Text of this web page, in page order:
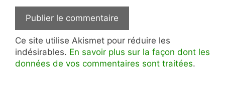
Ce site utilise Akismet pour réduire les
indésirables. En savoir plus sur la façon dont les
données de vos commentaires sont traitées.